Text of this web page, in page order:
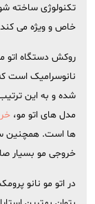
تکنولوژی ساخته
خاص و ویژه می
نانوسرامیک است
شده و به این
مدل های اتو مو،
ها است. همچنین
خروجی مو بسیار